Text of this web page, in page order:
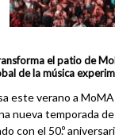
el patio de
de la música
este verano a
nueva temporada
con el 50.º